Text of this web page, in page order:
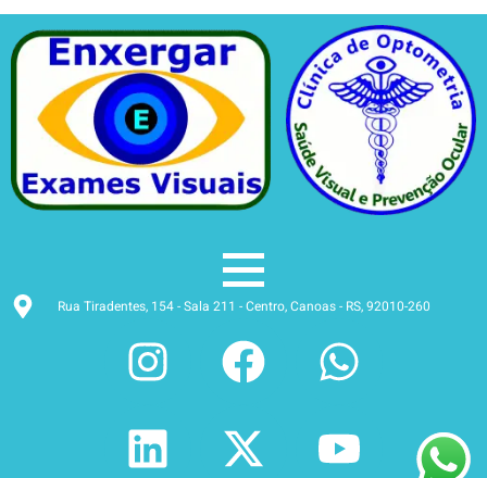
Rua Tiradentes, 154 - Sala 211 - Centro, Canoas - RS, 92010-260